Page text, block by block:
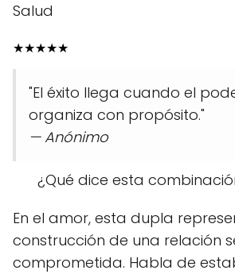
Salud
★★★★★
"El éxito llega cuando el
organiza con propósito."
— Anónimo
¿Qué dice esta
En el amor, esta dupla
construcción de una relación
comprometida. Habla de